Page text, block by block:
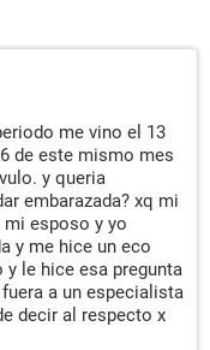
me vino el 13
de este mismo mes
y queria
embarazada? xq mi
esposo y yo
y me hice un eco
le hice esa pregunta
a un especialista
decir al respecto x